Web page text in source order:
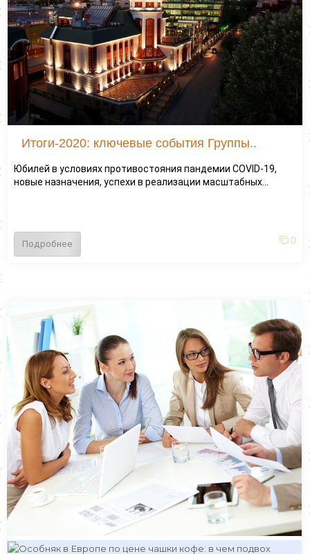
Итоги-2020: ключевые события Группы..
Юбилей в условиях противостояния пандемии COVID-19,
новые назначения, успехи в реализации масштабных...
Подробнее 0